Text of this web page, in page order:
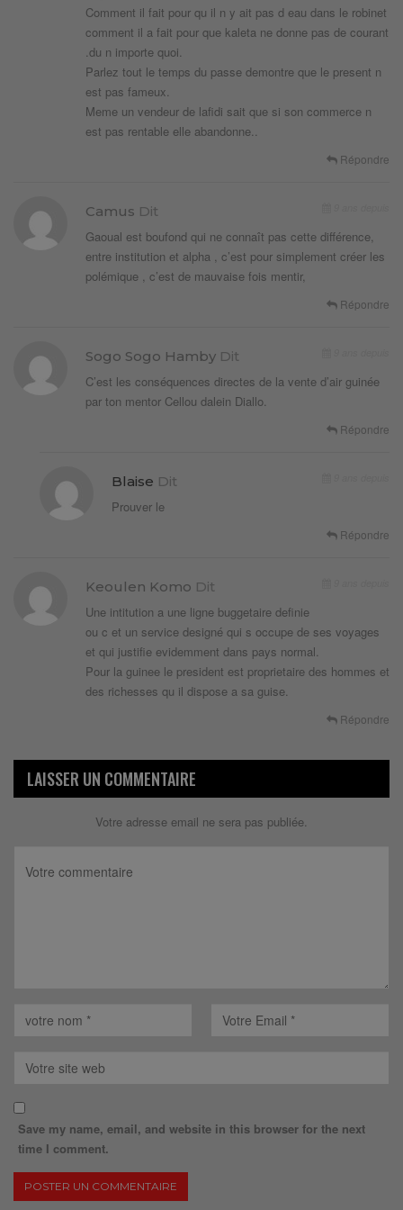
Comment il fait pour qu il n y ait pas d eau dans le robinet
comment il a fait pour que kaleta ne donne pas de courant
.du n importe quoi.
Parlez tout le temps du passe demontre que le present n
est pas fameux.
Meme un vendeur de lafidi sait que si son commerce n
est pas rentable elle abandonne..
Répondre
Camus Dit
Gaoual est boufond qui ne connaît pas cette différence,
entre institution et alpha , c’est pour simplement créer les
polémique , c’est de mauvaise fois mentir,
Répondre
Sogo Sogo Hamby Dit
C’est les conséquences directes de la vente d’air guinée
par ton mentor Cellou dalein Diallo.
Répondre
Blaise Dit
Prouver le
Répondre
Keoulen Komo Dit
Une intitution a une ligne buggetaire definie
ou c et un service designé qui s occupe de ses voyages
et qui justifie evidemment dans pays normal.
Pour la guinee le president est proprietaire des hommes et
des richesses qu il dispose a sa guise.
Répondre
LAISSER UN COMMENTAIRE
Votre adresse email ne sera pas publiée.
Save my name, email, and website in this browser for the next
time I comment.